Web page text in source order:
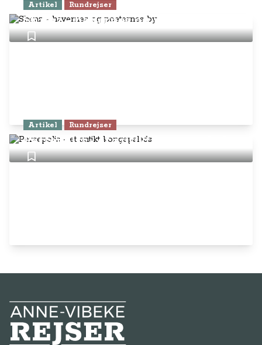
Artikel Rundrejser
Shiraz - havernes og poeternes by
Artikel Rundrejser
Persepolis - et antikt kongepalads
Anne-Vibeke Rejser